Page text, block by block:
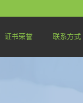
证书荣誉 联系方式